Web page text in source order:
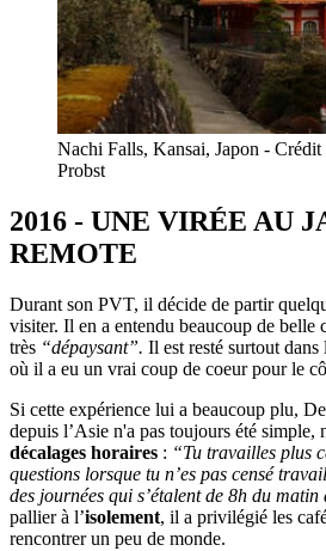
Nachi Falls, Kansai, Japon -
Probst
2016 - UNE VIRÉE AU
REMOTE
Durant son PVT, il décide de partir
visiter. Il en a entendu beaucoup de belle
très “dépaysant”. Il est resté surtout
où il a eu un vrai coup de coeur pour le
Si cette expérience lui a beaucoup plu,
depuis l’Asie n'a pas toujours été simple,
décalages horaires : “Tu travailles plus
questions lorsque tu n’es pas censé
des journées qui s’étalent de 8h du matin
pallier à l’isolement, il a privilégié les
rencontrer un peu de monde.